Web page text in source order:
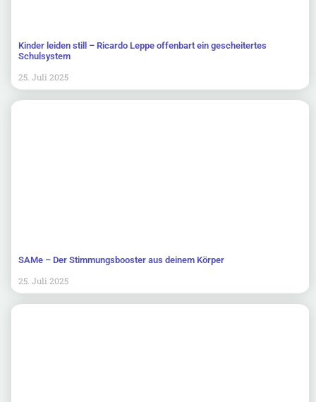
Kinder leiden still – Ricardo Leppe offenbart ein gescheitertes
Schulsystem
25. Juli 2025
SAMe – Der Stimmungsbooster aus deinem Körper
25. Juli 2025